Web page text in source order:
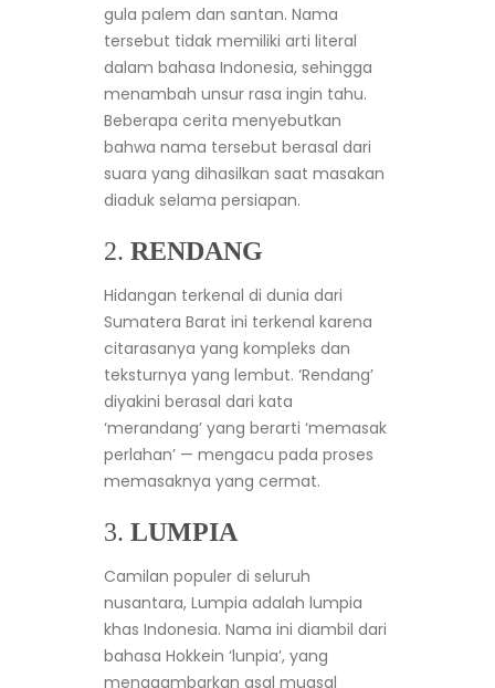
gula palem dan santan. Nama
tersebut tidak memiliki arti literal
dalam bahasa Indonesia, sehingga
menambah unsur rasa ingin tahu.
Beberapa cerita menyebutkan
bahwa nama tersebut berasal dari
suara yang dihasilkan saat masakan
diaduk selama persiapan.
2. RENDANG
Hidangan terkenal di dunia dari
Sumatera Barat ini terkenal karena
citarasanya yang kompleks dan
teksturnya yang lembut. ‘Rendang’
diyakini berasal dari kata
‘merandang’ yang berarti ‘memasak
perlahan’ — mengacu pada proses
memasaknya yang cermat.
3. LUMPIA
Camilan populer di seluruh
nusantara, Lumpia adalah lumpia
khas Indonesia. Nama ini diambil dari
bahasa Hokkein ‘lunpia’, yang
menggambarkan asal muasal